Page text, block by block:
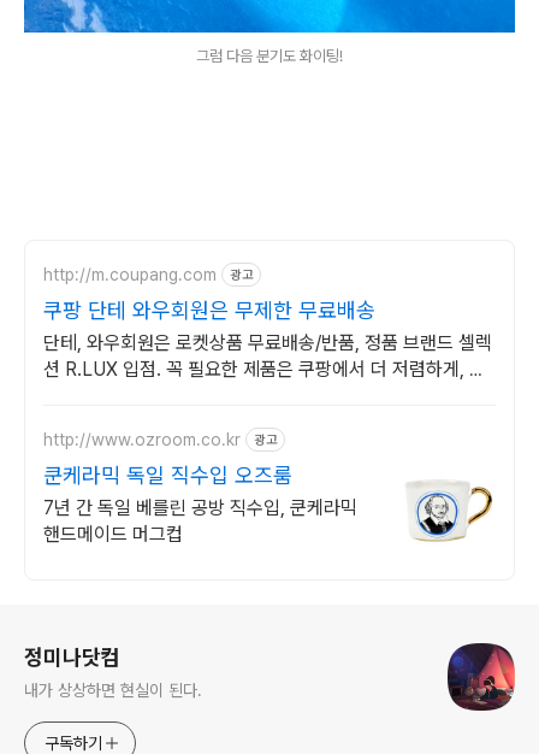
그럼 다음 분기도 화이팅!
http://m.coupang.com 광고
쿠팡 단테 와우회원은 무제한 무료배송
단테, 와우회원은 로켓상품 무료배송/반품, 정품 브랜드 셀렉
션 R.LUX 입점. 꼭 필요한 제품은 쿠팡에서 더 저렴하게, 로
http://www.ozroom.co.kr 광고
쿤케라믹 독일 직수입 오즈룸
7년 간 독일 베를린 공방 직수입, 쿤케라믹
핸드메이드 머그컵
정미나닷컴
내가 상상하면 현실이 된다.
구독하기